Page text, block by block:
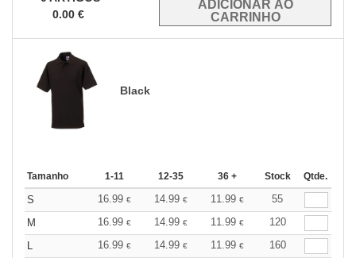
0.00 €
Black
Tamanho 1-11 12-35 36 + Stock Qtde.
S 16.99 € 14.99 € 11.99 €
55
M
16.99 € 14.99 € 11.99 €
120
L
16.99 € 14.99 € 11.99 €
160